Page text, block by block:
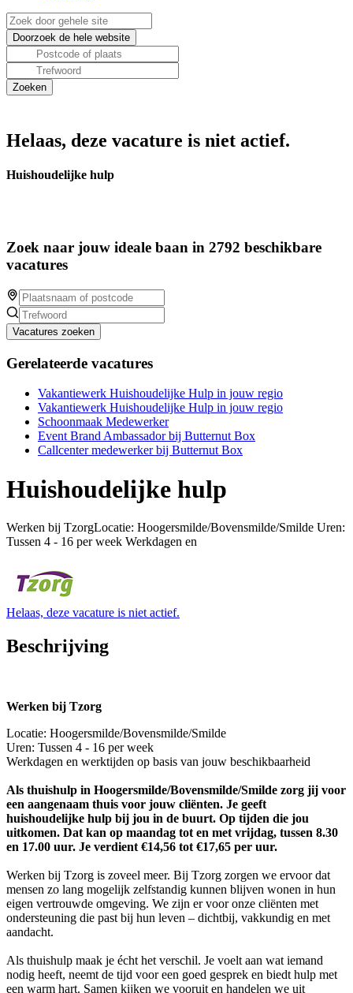
Helaas, deze vacature is niet actief.
Huishoudelijke hulp
Zoek naar jouw ideale baan in 2792 beschikbare
vacatures
Vacatures zoeken
Gerelateerde vacatures
Vakantiewerk Huishoudelijke Hulp in jouw regio
Vakantiewerk Huishoudelijke Hulp in jouw regio
Schoonmaak Medewerker
Event Brand Ambassador bij Butternut Box
Callcenter medewerker bij Butternut Box
Huishoudelijke hulp
Werken bij TzorgLocatie: Hoogersmilde/Bovensmilde/Smilde Uren:
Tussen 4 - 16 per week Werkdagen en
Helaas, deze vacature is niet actief.
Beschrijving
Werken bij Tzorg
Locatie: Hoogersmilde/Bovensmilde/Smilde
Uren: Tussen 4 - 16 per week
Werkdagen en werktijden op basis van jouw beschikbaarheid
Als thuishulp in Hoogersmilde/Bovensmilde/Smilde zorg jij voor
een aangenaam thuis voor jouw cliënten. Je geeft
huishoudelijke hulp bij jou in de buurt. Op tijden die jou
uitkomen. Dat kan op maandag tot en met vrijdag, tussen 8.30
en 17.00 uur. Je verdient €14,56 tot €17,65 per uur.
Werken bij Tzorg is zoveel meer. Bij Tzorg zorgen we ervoor dat
mensen zo lang mogelijk zelfstandig kunnen blijven wonen in hun
eigen vertrouwde omgeving. We zijn er voor onze cliënten met
ondersteuning die past bij hun leven – dichtbij, vakkundig en met
aandacht.
Als thuishulp maak je écht het verschil. Je voelt aan wat iemand
nodig heeft, neemt de tijd voor een goed gesprek en biedt hulp met
een warm hart. Samen kijken we vooruit en handelen we uit